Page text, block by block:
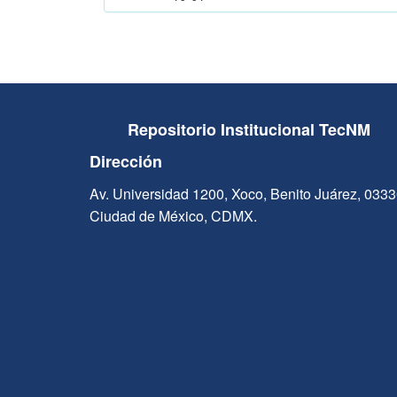
Repositorio Institucional TecNM
Dirección
Av. Universidad 1200, Xoco, Benito Juárez,
Ciudad de México, CDMX.